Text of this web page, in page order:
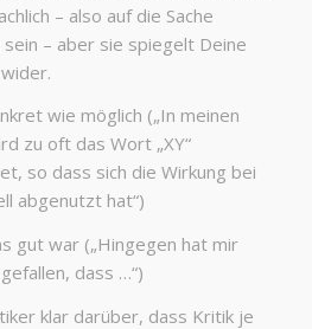
– also auf die Sache
– aber sie spiegelt Deine
wie möglich („In meinen
zu oft das Wort „XY“
so dass sich die Wirkung bei
abgenutzt hat“)
gut war („Hingegen hat mir
dass …“)
klar darüber, dass Kritik je